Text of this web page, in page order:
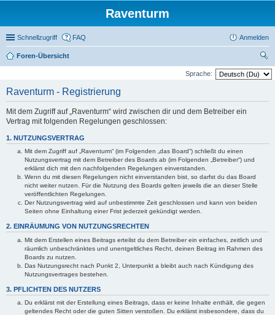
Raventurm
Schnellzugriff FAQ Anmelden
Foren-Übersicht
uc
Sprache:
Raventurm - Registrierung
Mit dem Zugriff auf „Raventurm“ wird zwischen dir und dem Betreiber ein
Vertrag mit folgenden Regelungen geschlossen:
1. NUTZUNGSVERTRAG
Mit dem Zugriff auf „Raventurm“ (im Folgenden „das Board“) schließt du einen
Nutzungsvertrag mit dem Betreiber des Boards ab (im Folgenden „Betreiber“) und
erklärst dich mit den nachfolgenden Regelungen einverstanden.
Wenn du mit diesen Regelungen nicht einverstanden bist, so darfst du das Board
nicht weiter nutzen. Für die Nutzung des Boards gelten jeweils die an dieser Stelle
veröffentlichten Regelungen.
Der Nutzungsvertrag wird auf unbestimmte Zeit geschlossen und kann von beiden
Seiten ohne Einhaltung einer Frist jederzeit gekündigt werden.
2. EINRÄUMUNG VON NUTZUNGSRECHTEN
Mit dem Erstellen eines Beitrags erteilst du dem Betreiber ein einfaches, zeitlich und
räumlich unbeschränktes und unentgeltliches Recht, deinen Beitrag im Rahmen des
Boards zu nutzen.
Das Nutzungsrecht nach Punkt 2, Unterpunkt a bleibt auch nach Kündigung des
Nutzungsvertrages bestehen.
3. PFLICHTEN DES NUTZERS
Du erklärst mit der Erstellung eines Beitrags, dass er keine Inhalte enthält, die gegen
geltendes Recht oder die guten Sitten verstoßen. Du erklärst insbesondere, dass du